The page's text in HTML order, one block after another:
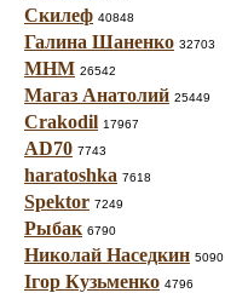
Скилеф 40848
Галина Шаненко 32703
МНМ 26542
Магаз Анатолий 25449
Crakodil 17967
AD70 7743
haratoshka 7618
Spektor 7249
Рыбак 6790
Николай Наседкин 5090
Ігор Кузьменко 4796